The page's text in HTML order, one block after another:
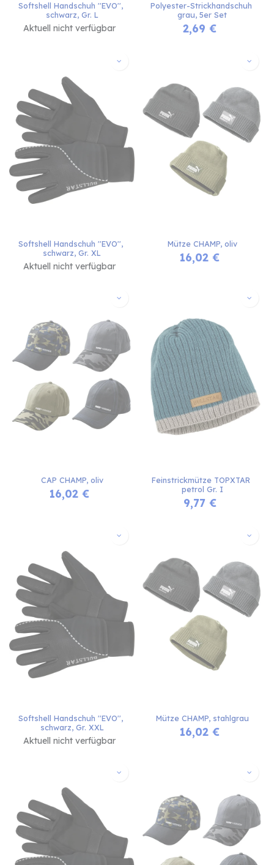
Softshell Handschuh ''EVO'',
schwarz, Gr. L
Aktuell nicht verfügbar
Polyester-Strickhandschuh
grau, 5er Set
2,69 €
Softshell Handschuh ''EVO'',
schwarz, Gr. XL
Aktuell nicht verfügbar
Mütze CHAMP, oliv
16,02 €
CAP CHAMP, oliv
16,02 €
Feinstrickmütze TOPXTAR
petrol Gr. I
9,77 €
Softshell Handschuh ''EVO'',
schwarz, Gr. XXL
Aktuell nicht verfügbar
Mütze CHAMP, stahlgrau
16,02 €